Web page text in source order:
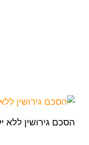
הסכם גירושין ללא